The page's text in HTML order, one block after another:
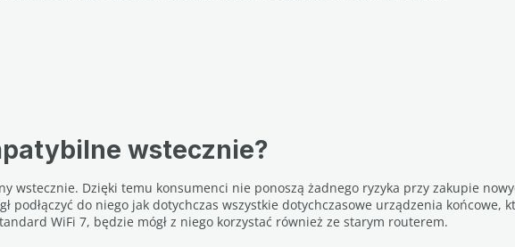
wstecznie?
wstecznie. Dzięki temu konsumenci nie ponoszą żadnego ryzyka przy zakupie
podłączyć do niego jak dotychczas wszystkie dotychczasowe urządzenia
WiFi 7, będzie mógł z niego korzystać również ze starym routerem.